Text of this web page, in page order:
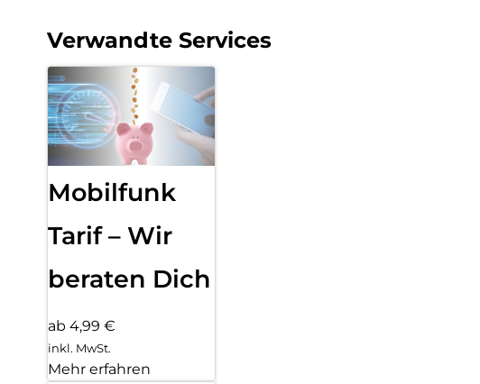
Verwandte Services
Mobilfunk
Tarif – Wir
beraten Dich
ab 4,99 €
inkl. MwSt.
Mehr erfahren